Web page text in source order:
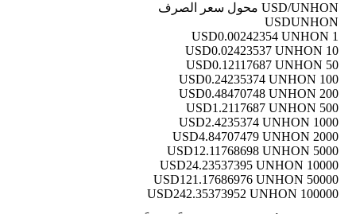
USD/UNHON محول سعر الصرف
USDUNHON
1 USD
0.00242354 UNHON
10 USD
0.02423537 UNHON
50 USD
0.12117687 UNHON
100 USD
0.24235374 UNHON
200 USD
0.48470748 UNHON
500 USD
1.2117687 UNHON
1000 USD
2.4235374 UNHON
2000 USD
4.84707479 UNHON
5000 USD
12.11768698 UNHON
10000 USD
24.23537395 UNHON
50000 USD
121.17686976 UNHON
100000 USD
242.35373952 UNHON